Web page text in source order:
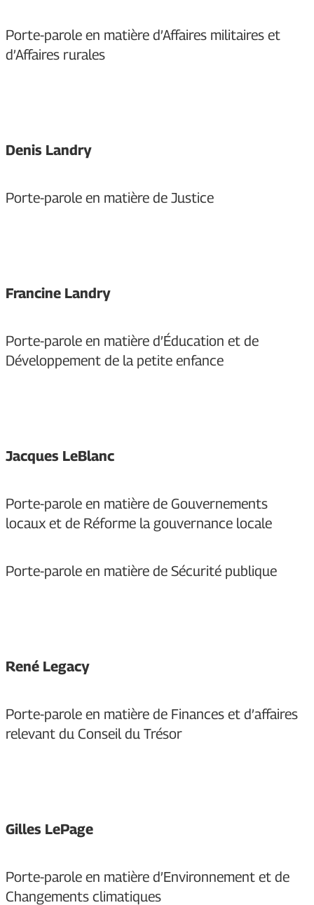
Porte-parole en matière d’Affaires militaires et
d’Affaires rurales
Denis Landry
Porte-parole en matière de Justice
Francine Landry
Porte-parole en matière d’Éducation et de
Développement de la petite enfance
Jacques LeBlanc
Porte-parole en matière de Gouvernements
locaux et de Réforme la gouvernance locale
Porte-parole en matière de Sécurité publique
René Legacy
Porte-parole en matière de Finances et d’affaires
relevant du Conseil du Trésor
Gilles LePage
Porte-parole en matière d’Environnement et de
Changements climatiques